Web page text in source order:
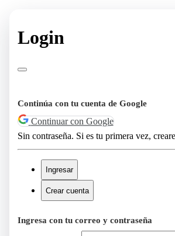
Login
Continúa con tu cuenta de Google
Continuar con Google
Sin contraseña. Si es tu primera vez,
Ingresar
Crear cuenta
Ingresa con tu correo y contraseña